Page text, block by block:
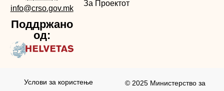
info@crso.gov.mk
Поддржано
од:
За Проектот
© 2025 Министерство за
Услови за користењe